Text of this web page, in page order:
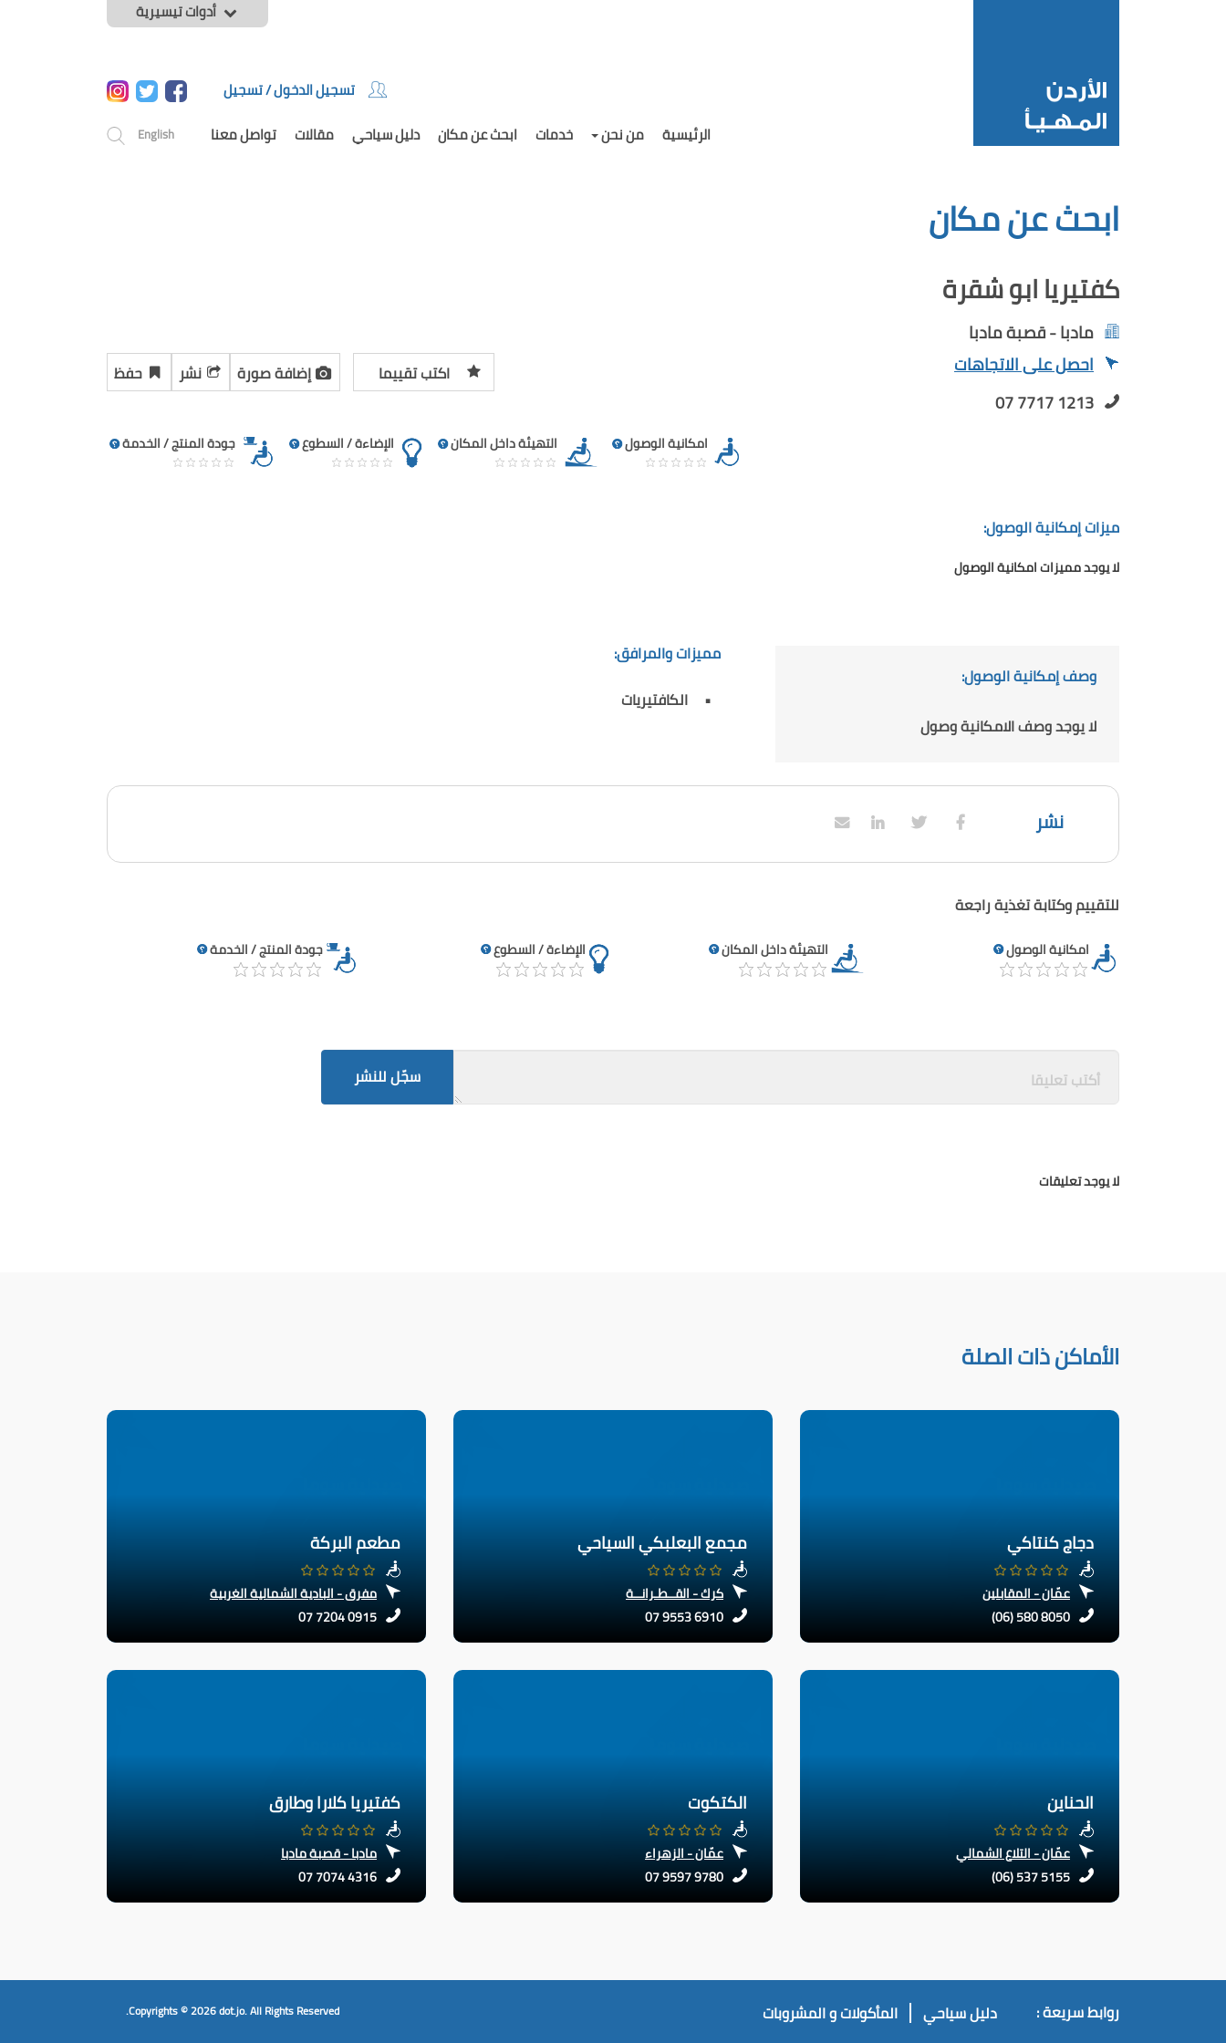
أدوات تيسيرية
تسجيل الدخول / تسجيل
English الرئيسية من نحن خدمات ابحث عن مكان دليل سياحي مقالات تواصل معنا
ابحث عن مكان
كفتيريا ابو شقرة
مادبا - قصبة مادبا
احصل على الاتجاهات
اكتب تقييما إضافة صورة نشر حفظ
07 7717 1213
امكانية الوصول التهيئة داخل المكان الإضاءة / السطوع جودة المنتج / الخدمة
ميزات إمكانية الوصول:
لا يوجد مميزات امكانية الوصول
وصف إمكانية الوصول:
لا يوجد وصف الامكانية وصول
مميزات والمرافق:
الكافتيريات
نشر
للتقييم وكتابة تغذية راجعة
امكانية الوصول التهيئة داخل المكان الإضاءة / السطوع جودة المنتج / الخدمة
سجّل للنشر
لا يوجد تعليقات
الأماكن ذات الصلة
دجاج كنتاكي
عمّان - المقابلين
(06) 580 8050
مجمع البعلبكي السياحي
كرك - القــطـرانــة
07 9553 6910
مطعم البركة
مفرق - البادية الشمالية الغربية
07 7204 0915
الحناين
عمّان - التلاع الشمالي
(06) 537 5155
الكتكوت
عمّان - الزهراء
07 9597 9780
كفتيريا كلارا وطارق
مادبا - قصبة مادبا
07 7074 4316
روابط سريعة : دليل سياحي المأكولات و المشروبات Copyrights © 2026dot.jo.All Rights Reserved.